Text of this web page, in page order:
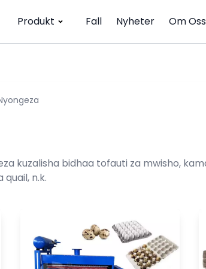
Produkt Fall Nyheter Om Oss
kuzalisha bidhaa tofauti za mwisho,
n.k.